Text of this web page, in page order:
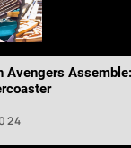
Avengers